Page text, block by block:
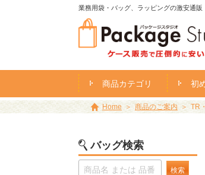
業務用袋・バッグ、ラッピングの激安通販
商品カテゴリ 初
Home 商品のご案内 TR
バッグ検索
検索